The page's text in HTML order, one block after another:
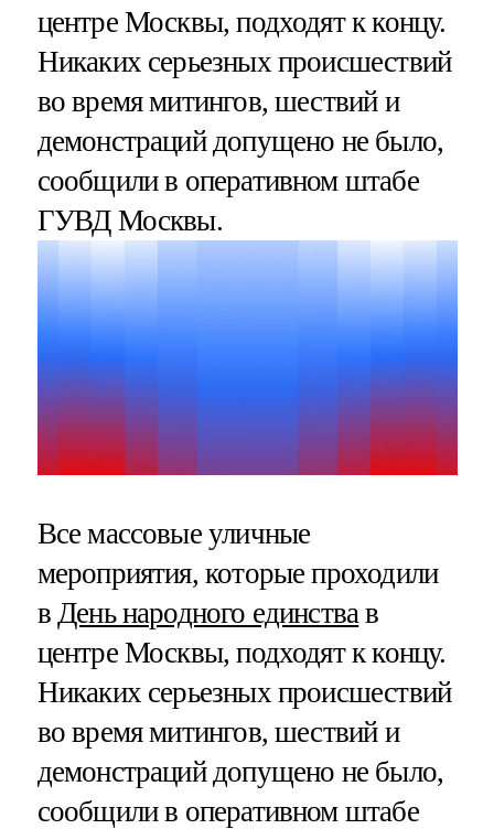
центре Москвы, подходят к концу.
Никаких серьезных происшествий
во время митингов, шествий и
демонстраций допущено не было,
сообщили в оперативном штабе
ГУВД Москвы.
Все массовые уличные
мероприятия, которые проходили
в День народного единства в
центре Москвы, подходят к концу.
Никаких серьезных происшествий
во время митингов, шествий и
демонстраций допущено не было,
сообщили в оперативном штабе